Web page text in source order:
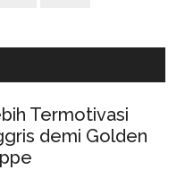
Termotivasi
demi Golden